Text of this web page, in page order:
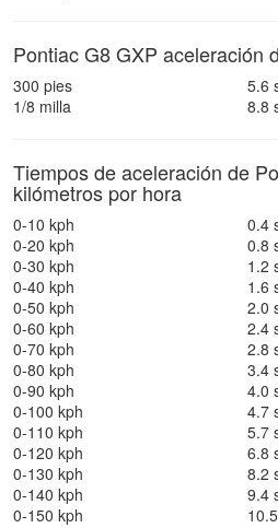
Pontiac G8 GXP aceleración
300 pies
5.6
1/8 milla
8.8
Tiempos de aceleración de
kilómetros por hora
0-10 kph
0.4
0-20 kph
0.8
0-30 kph
1.2
0-40 kph
1.6
0-50 kph
2.0
0-60 kph
2.4
0-70 kph
2.8
0-80 kph
3.4
0-90 kph
4.0
0-100 kph
4.7
0-110 kph
5.7
0-120 kph
6.8
0-130 kph
8.2
0-140 kph
9.4
0-150 kph